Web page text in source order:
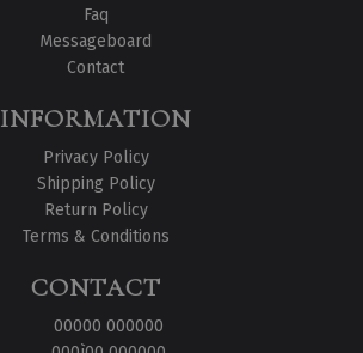
Faq
Messageboard
Contact
INFORMATION
Privacy Policy
Shipping Policy
Return Policy
Terms & Conditions
CONTACT
00000 000000